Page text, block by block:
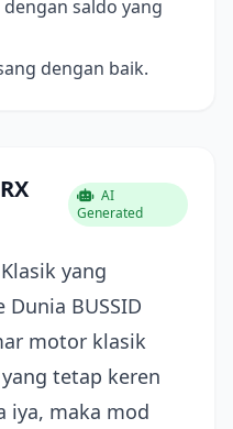
saldo yang
dengan baik.
AI
Generated
yang
BUSSID
motor klasik
tetap keren
iya, maka mod